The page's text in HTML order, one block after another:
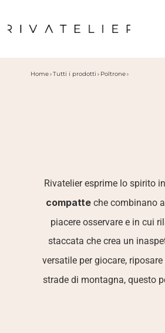
Home Tutti i prodotti Poltrone
Rivatelier esprime lo spirito
compatte che combinano
piacere osservare e in cui
staccata che crea un
versatile per giocare,
strade di montagna, questo